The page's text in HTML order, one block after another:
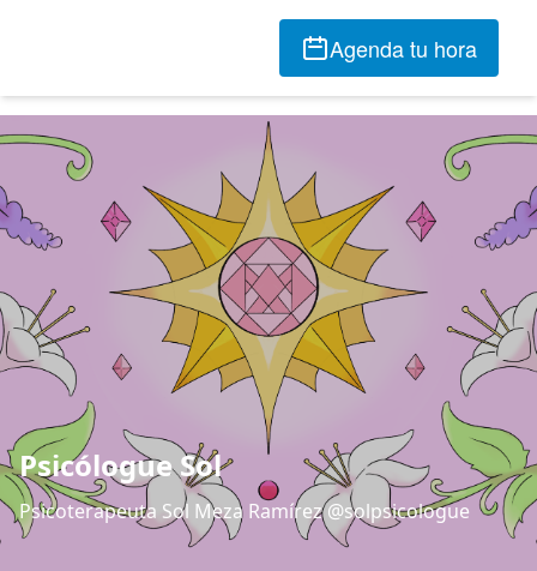
Agenda tu hora
Psicólogue Sol
Psicoterapeuta Sol Meza Ramírez @solpsicologue